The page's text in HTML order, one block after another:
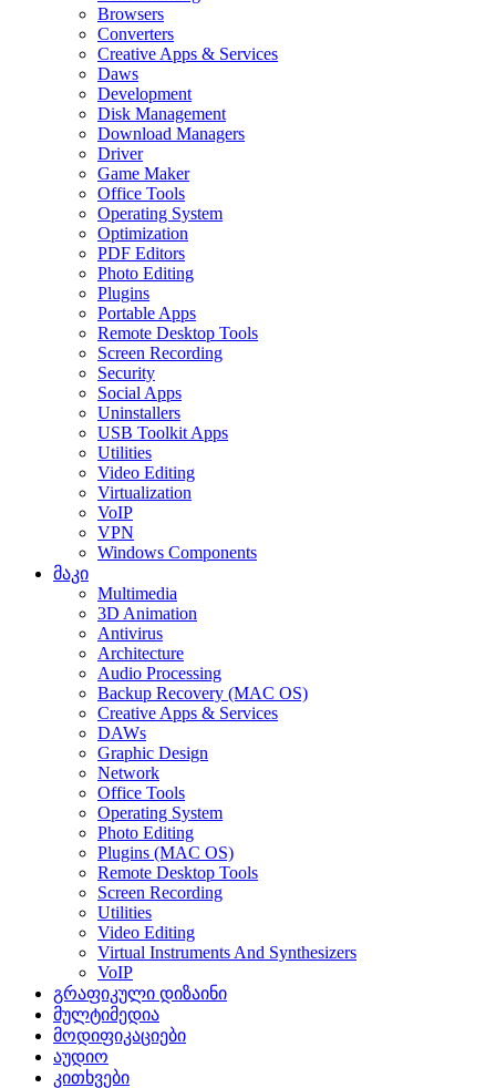
Browsers
Converters
Creative Apps & Services
Daws
Development
Disk Management
Download Managers
Driver
Game Maker
Office Tools
Operating System
Optimization
PDF Editors
Photo Editing
Plugins
Portable Apps
Remote Desktop Tools
Screen Recording
Security
Social Apps
Uninstallers
USB Toolkit Apps
Utilities
Video Editing
Virtualization
VoIP
VPN
Windows Components
მაკი
Multimedia
3D Animation
Antivirus
Architecture
Audio Processing
Backup Recovery (MAC OS)
Creative Apps & Services
DAWs
Graphic Design
Network
Office Tools
Operating System
Photo Editing
Plugins (MAC OS)
Remote Desktop Tools
Screen Recording
Utilities
Video Editing
Virtual Instruments And Synthesizers
VoIP
გრაფიკული დიზაინი
მულტიმედია
მოდიფიკაციები
აუდიო
კითხვები